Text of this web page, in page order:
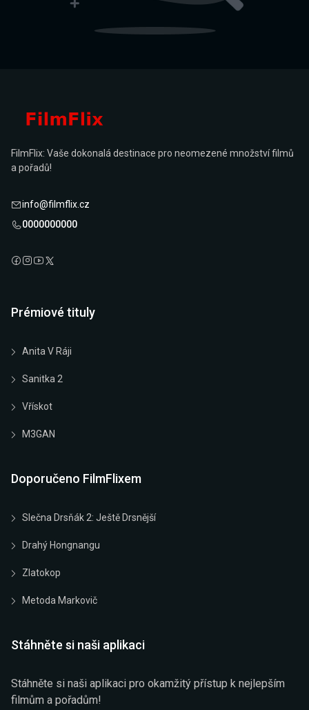
FilmFlix: Vaše dokonalá destinace pro neomezené množství filmů
a pořadů!
info@filmflix.cz
0000000000
Prémiové tituly
Anita V Ráji
Sanitka 2
Vřískot
M3GAN
Doporučeno FilmFlixem
Slečna Drsňák 2: Ještě Drsnější
Drahý Hongnangu
Zlatokop
Metoda Markovič
Stáhněte si naši aplikaci
Stáhněte si naši aplikaci pro okamžitý přístup k nejlepším
filmům a pořadům!